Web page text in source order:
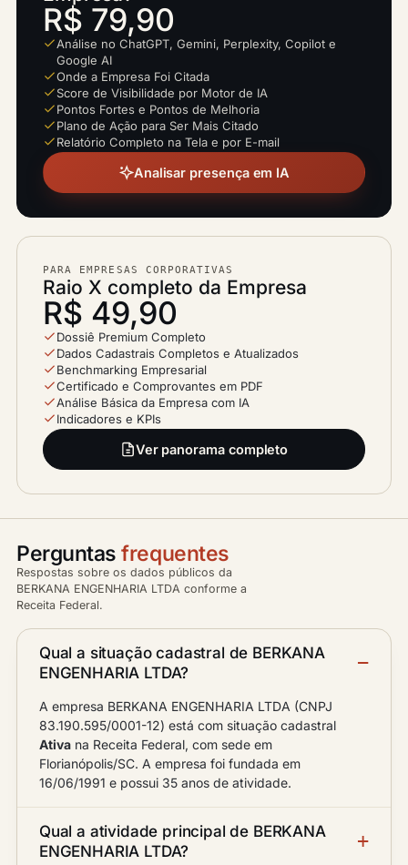
R$ 79,90
Análise no ChatGPT, Gemini, Perplexity, Copilot e
Google AI
Onde a Empresa Foi Citada
Score de Visibilidade por Motor de IA
Pontos Fortes e Pontos de Melhoria
Plano de Ação para Ser Mais Citado
Relatório Completo na Tela e por E-mail
Analisar presença em IA
PARA EMPRESAS CORPORATIVAS
Raio X completo da Empresa
R$ 49,90
Dossiê Premium Completo
Dados Cadastrais Completos e Atualizados
Benchmarking Empresarial
Certificado e Comprovantes em PDF
Análise Básica da Empresa com IA
Indicadores e KPIs
Ver panorama completo
Perguntasfrequentes
Respostas sobre os dados públicos da
BERKANA ENGENHARIA LTDA conforme a
Receita Federal.
Qual a situação cadastral de BERKANA
ENGENHARIA LTDA?
A empresa BERKANA ENGENHARIA LTDA (CNPJ
83.190.595/0001-12) está com situação cadastral
Ativa na Receita Federal, com sede em
Florianópolis/SC. A empresa foi fundada em
16/06/1991 e possui 35 anos de atividade.
Qual a atividade principal de BERKANA
ENGENHARIA LTDA?